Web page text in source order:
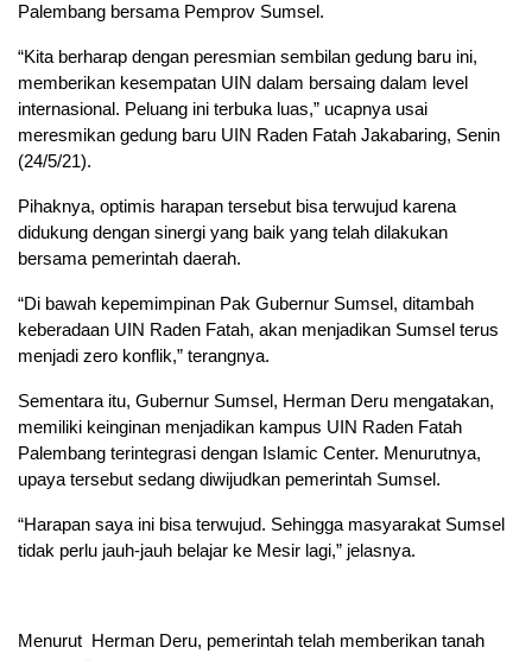
Palembang bersama Pemprov Sumsel.
“Kita berharap dengan peresmian sembilan gedung baru ini,
memberikan kesempatan UIN dalam bersaing dalam level
internasional. Peluang ini terbuka luas,” ucapnya usai
meresmikan gedung baru UIN Raden Fatah Jakabaring, Senin
(24/5/21).
Pihaknya, optimis harapan tersebut bisa terwujud karena
didukung dengan sinergi yang baik yang telah dilakukan
bersama pemerintah daerah.
“Di bawah kepemimpinan Pak Gubernur Sumsel, ditambah
keberadaan UIN Raden Fatah, akan menjadikan Sumsel terus
menjadi zero konflik,” terangnya.
Sementara itu, Gubernur Sumsel, Herman Deru mengatakan,
memiliki keinginan menjadikan kampus UIN Raden Fatah
Palembang terintegrasi dengan Islamic Center. Menurutnya,
upaya tersebut sedang diwijudkan pemerintah Sumsel.
“Harapan saya ini bisa terwujud. Sehingga masyarakat Sumsel
tidak perlu jauh-jauh belajar ke Mesir lagi,” jelasnya.
Menurut Herman Deru, pemerintah telah memberikan tanah